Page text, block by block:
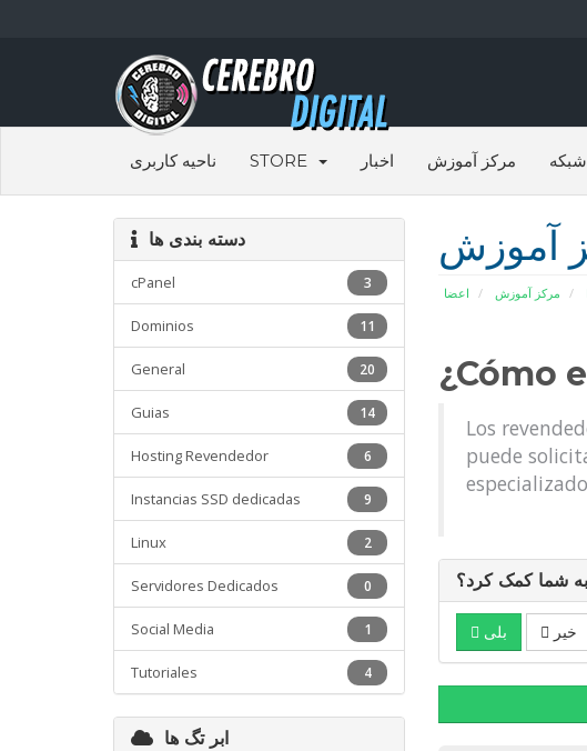
ناحیه کاربری STORE اخبار مرکز آموزش
آموزش
اعضا مرکز آموزش
دسته بندی ها
3
cPanel
11
Dominios
20
General
14
Guias
6
Hosting Revendedor
9
Instancias SSD dedicadas
2
Linux
0
Servidores Dedicados
1
Social Media
4
Tutoriales
¿Cómo
Los
puede
به شما کمک کرد؟
بلی خیر
ابر تگ ها